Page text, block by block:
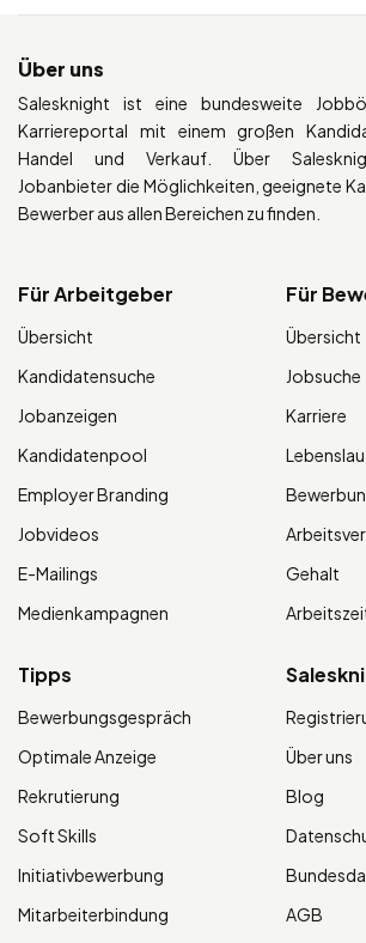
Über uns
Salesknight ist eine bundesweite
Karriereportal mit einem großen
Handel und Verkauf. Über
Jobanbieter die Möglichkeiten, geeignete
Bewerber aus allen Bereichen zu finden.
Für Arbeitgeber
Übersicht
Kandidatensuche
Jobanzeigen
Kandidatenpool
Employer Branding
Jobvideos
E-Mailings
Medienkampagnen
Für
Übersicht
Jobsuche
Karriere
Gehalt
Tipps
Bewerbungsgespräch
Optimale Anzeige
Rekrutierung
Soft Skills
Initiativbewerbung
Mitarbeiterbindung
Über uns
Blog
AGB